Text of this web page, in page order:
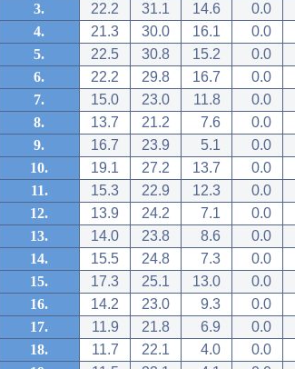
3.
22.2 31.1 14.6 0.0
4.
21.3 30.0 16.1 0.0
5.
22.5 30.8 15.2 0.0
6.
22.2 29.8 16.7 0.0
7.
15.0 23.0 11.8 0.0
8.
13.7 21.2 7.6 0.0
9.
16.7 23.9 5.1 0.0
10.
19.1 27.2 13.7 0.0
11.
15.3 22.9 12.3 0.0
12.
13.9 24.2 7.1 0.0
13.
14.0 23.8 8.6 0.0
14.
15.5 24.8 7.3 0.0
15.
17.3 25.1 13.0 0.0
16.
14.2 23.0 9.3 0.0
17.
11.9 21.8 6.9 0.0
18.
11.7 22.1 4.0 0.0